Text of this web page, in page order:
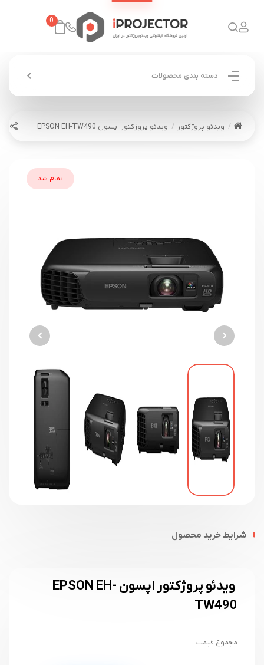
0
دسته بندی محصولات
ویدئو پروژکتور ویدئو پروژکتور اپسون EPSON EH-TW490
تمام شد
شرایط خرید محصول
ویدئو پروژکتور اپسون EPSON EH-
TW490
مجموع قیمت